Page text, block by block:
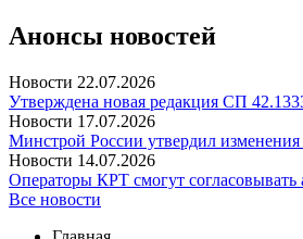
Анонсы новостей
Новости 22.07.2026
Утверждена новая редакция СП
Новости 17.07.2026
Минстрой России утвердил
Новости 14.07.2026
Операторы КРТ смогут
Все новости